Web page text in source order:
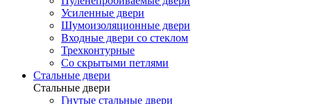
Усиленные двери
Шумоизоляционные двери
Входные двери со стеклом
Трехконтурные
Со скрытыми петлями
Стальные двери
Стальные двери
Гнутые стальные двери